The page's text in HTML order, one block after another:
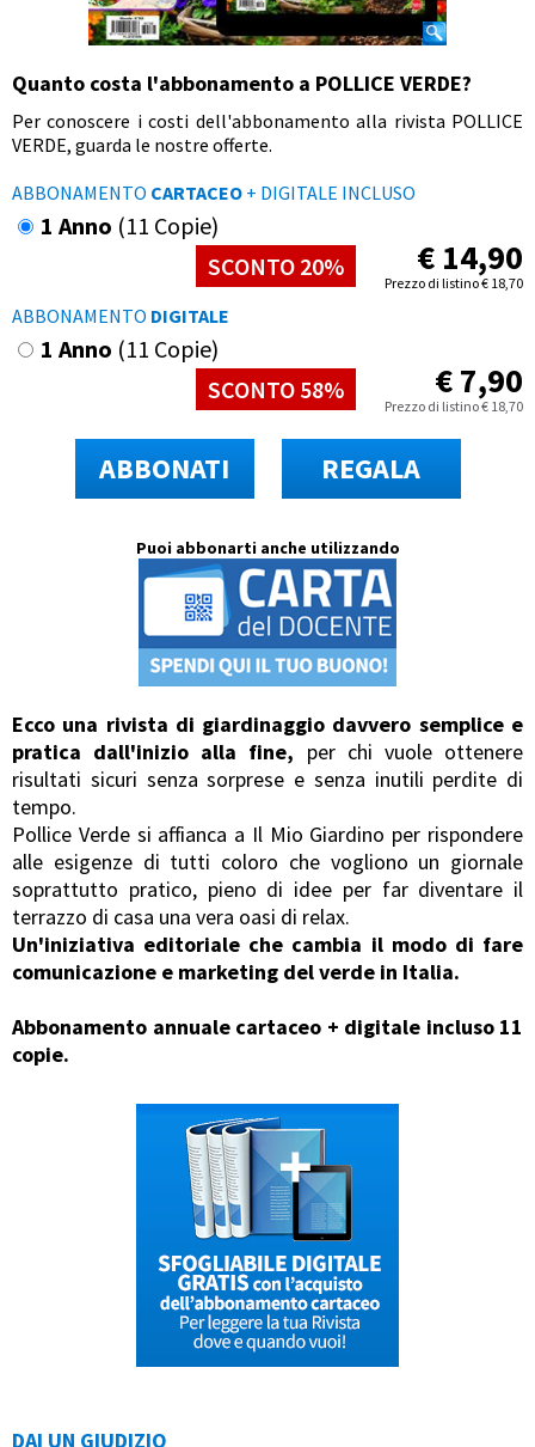
Quanto costa l'abbonamento a POLLICE VERDE?
Per conoscere i costi dell'abbonamento alla rivista POLLICE
VERDE, guarda le nostre offerte.
ABBONAMENTO CARTACEO + DIGITALE INCLUSO
1 Anno (11 Copie)
SCONTO 20%
€ 14,90
Prezzo di listino€ 18,70
ABBONAMENTO DIGITALE
1 Anno (11 Copie)
SCONTO 58%
€7,90
Prezzo di listino€ 18,70
ABBONATI REGALA
Puoi abbonarti anche utilizzando
Ecco una rivista di giardinaggio davvero semplice e
pratica dall'inizio alla fine, per chi vuole ottenere
risultati sicuri senza sorprese e senza inutili perdite di
tempo.
Pollice Verde si affianca a Il Mio Giardino per rispondere
alle esigenze di tutti coloro che vogliono un giornale
soprattutto pratico, pieno di idee per far diventare il
terrazzo di casa una vera oasi di relax.
Un'iniziativa editoriale che cambia il modo di fare
comunicazione e marketing del verde in Italia.
Abbonamento annuale cartaceo + digitale incluso 11
copie.
DAI UN GIUDIZIO